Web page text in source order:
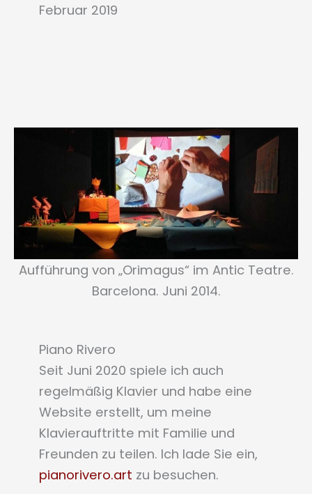
Februar 2019
Aufführung von „Orimagus“ im Antic Teatre.
Barcelona. Juni 2014.
Piano Rivero
Seit Juni 2020 spiele ich auch
regelmäßig Klavier und habe eine
Website erstellt, um meine
Klavierauftritte mit Familie und
Freunden zu teilen. Ich lade Sie ein,
pianorivero.art zu besuchen.